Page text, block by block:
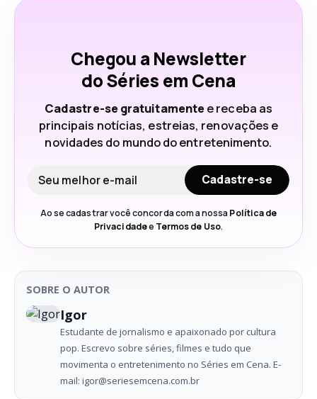
Chegou a Newsletter
do Séries em Cena
Cadastre-se gratuitamente e receba as
principais notícias, estreias, renovações e
novidades do mundo do entretenimento.
Seu e-mail
Cadastre-se
Ao se cadastrar você concorda com a nossa Política de
Privacidadee Termos de Uso.
SOBRE O AUTOR
Igor
Estudante de jornalismo e apaixonado por cultura
pop. Escrevo sobre séries, filmes e tudo que
movimenta o entretenimento no Séries em Cena. E-
mail: igor@seriesemcena.com.br